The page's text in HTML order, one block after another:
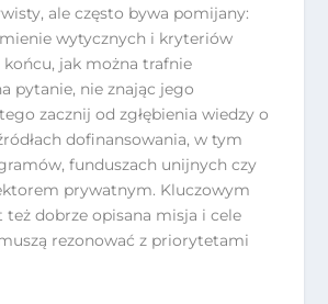
ale często bywa pomijany:
wytycznych i kryteriów
jak można trafnie
pytanie, nie znając jego
zacznij od zgłębienia wiedzy o
dofinansowania, w tym
funduszach unijnych czy
prywatnym. Kluczowym
dobrze opisana misja i cele
rezonować z priorytetami